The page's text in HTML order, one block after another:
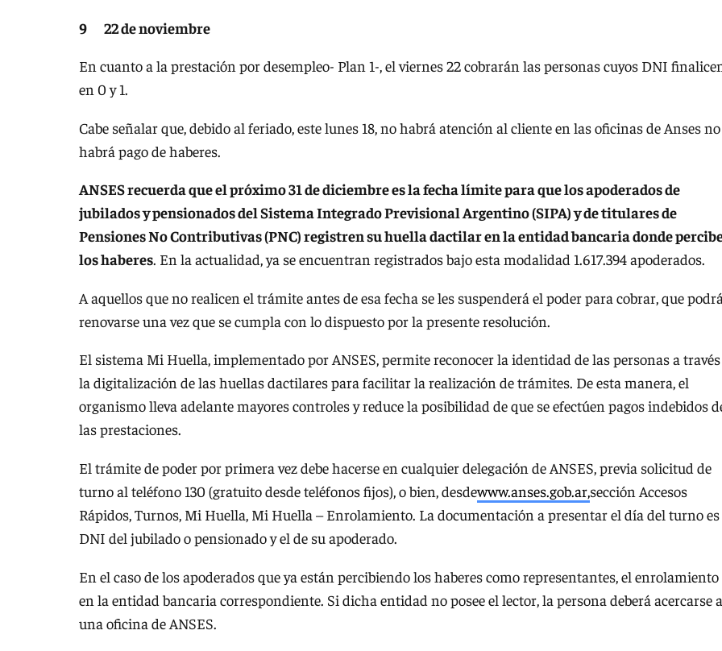
9 22 de noviembre
En cuanto a la prestación por desempleo- Plan 1-, el viernes 22 cobrarán las personas cuyos DNI
en 0 y 1.
Cabe señalar que, debido al feriado, este lunes 18, no habrá atención al cliente en las oficinas de Anses no
habrá pago de haberes.
ANSES recuerda que el próximo 31 de diciembre es la fecha límite para que los apoderados de
jubilados y pensionados del Sistema Integrado Previsional Argentino (SIPA) y de titulares de
Pensiones No Contributivas (PNC) registren su huella dactilar en la entidad bancaria donde
los haberes. En la actualidad, ya se encuentran registrados bajo esta modalidad 1.617.394 apoderados.
A aquellos que no realicen el trámite antes de esa fecha se les suspenderá el poder para cobrar, que
renovarse una vez que se cumpla con lo dispuesto por la presente resolución.
El sistema Mi Huella, implementado por ANSES, permite reconocer la identidad de las personas a
la digitalización de las huellas dactilares para facilitar la realización de trámites. De esta manera, el
organismo lleva adelante mayores controles y reduce la posibilidad de que se efectúen pagos indebidos
las prestaciones.
El trámite de poder por primera vez debe hacerse en cualquier delegación de ANSES, previa solicitud de
turno al teléfono 130 (gratuito desde teléfonos fijos), o bien, desdewww.anses.gob.ar,sección Accesos
Rápidos, Turnos, Mi Huella, Mi Huella – Enrolamiento. La documentación a presentar el día del turno es
DNI del jubilado o pensionado y el de su apoderado.
En el caso de los apoderados que ya están percibiendo los haberes como representantes, el enrolamiento
en la entidad bancaria correspondiente. Si dicha entidad no posee el lector, la persona deberá acercarse a
una oficina de ANSES.